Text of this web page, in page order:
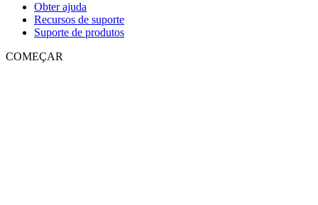
Obter ajuda
Recursos de suporte
Suporte de produtos
COMEÇAR